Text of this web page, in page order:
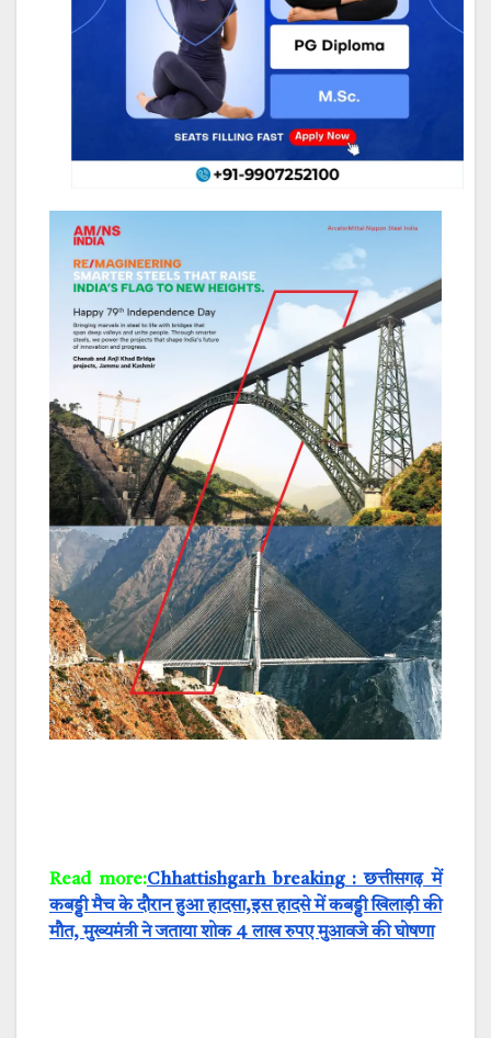
Read more:Chhattishgarh breaking : छत्तीसगढ़ में
कबड्डी मैच के दौरान हुआ हादसा,इस हादसे में कबड्डी खिलाड़ी की
मौत, मुख्यमंत्री ने जताया शोक 4 लाख रुपए मुआवजे की घोषणा